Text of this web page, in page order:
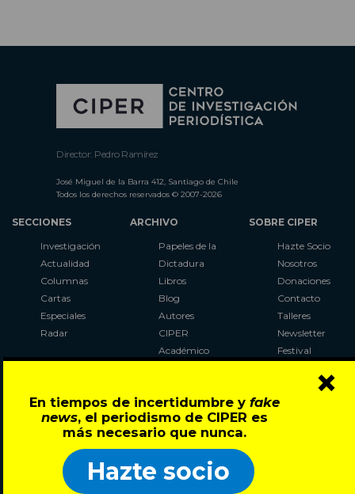
En tiempos de incertidumbre y fake
news, el periodismo de CIPER es
más necesario que nunca.
Hazte socio
×
Director: Pedro Ramírez
José Miguel de la Barra 412, Santiago de Chile
Todos los derechos reservados © 2007-2026
SECCIONES
Investigación
Actualidad
Columnas
Cartas
Especiales
Radar
ARCHIVO
Papeles de la
Dictadura
Libros
Blog
Autores
CIPER
Académico
Al Plebiscito
con CIPER
SOBRE CIPER
Hazte Socio
Nosotros
Donaciones
Contacto
Talleres
Newsletter
Festival